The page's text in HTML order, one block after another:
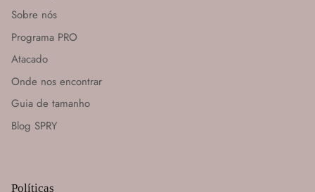
Sobre nós
Programa PRO
Atacado
Onde nos encontrar
Guia de tamanho
Blog SPRY
Políticas